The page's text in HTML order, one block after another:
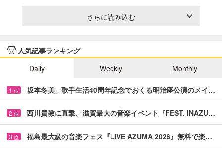
さらに読み込む
人気記事ランキング
Daily
Weekly Monthly
1 位 坂本冬美、歌手生活40周年記念でおくる明治座公演のメイ…
2 位 西川貴教に直撃、滋賀最大の音楽イベント『FEST. INAZU…
3 位 福島最大級の音楽フェス『LIVE AZUMA 2026』無料で楽…